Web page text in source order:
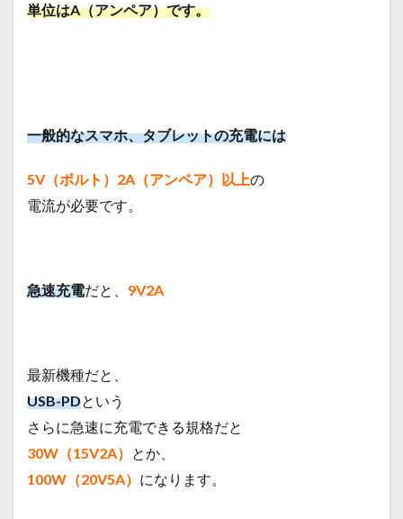
単位はA（アンペア）です。
一般的なスマホ、タブレットの充電には
5V（ボルト）2A（アンペア）以上の
電流が必要です。
急速充電だと、 9V2A
最新機種だと、
USB-PDという
さらに急速に充電できる規格だと
30W（15V2A） とか、
100W（20V5A） になります。